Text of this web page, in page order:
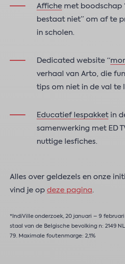
Affiche met boodschap
bestaat niet” om af te
in scholen.
Dedicated website “
verhaal van Arto, die
tips om niet in de val te
Educatief lespakket in
samenwerking met ED
nuttige lesfiches.
Alles over geldezels en onze
vind je op deze pagina.
*IndiVille onderzoek, 20 januari – 9
staal van de Belgische bevolking n: 2149
79. Maximale foutenmarge: 2,1%